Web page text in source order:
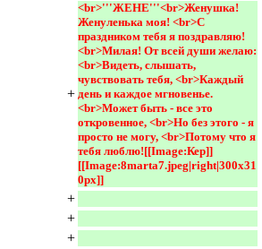
+
<br>'''ЖЕНЕ'''<br>Женушка!
Женуленька моя! <br>С
праздником тебя я поздравляю!
<br>Милая! От всей души желаю:
<br>Видеть, слышать,
чувствовать тебя, <br>Каждый
день и каждое мгновенье.
<br>Может быть - все это
откровенное, <br>Но без этого - я
просто не могу, <br>Потому что я
тебя люблю![[Image:Кер]]
[[Image:8marta7.jpeg|right|300x31
0px]]
+
+
+